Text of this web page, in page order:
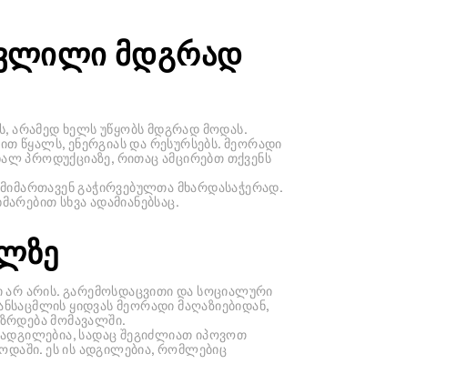
მდგრად
არამედ ხელს უწყობს მდგრად მოდას.
წყალს, ენერგიას და რესურსებს. მეორადი
პროდუქციაზე, რითაც ამცირებთ თქვენს
გაჭირვებულთა მხარდასაჭერად.
სხვა ადამიანებსაც.
არის. გარემოსდაცვითი და სოციალური
ყიდვას მეორადი მაღაზიებიდან,
მომავალში.
სადაც შეგიძლიათ იპოვოთ
ეს ის ადგილებია, რომლებიც